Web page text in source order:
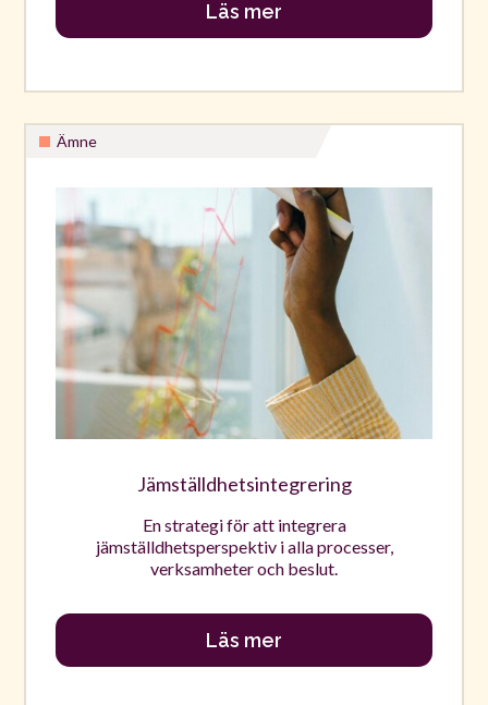
Läs mer
Ämne
Jämställdhetsintegrering
En strategi för att integrera
jämställdhetsperspektiv i alla processer,
verksamheter och beslut.
Läs mer